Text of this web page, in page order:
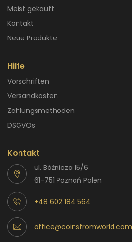
Meist gekauft
Kontakt
Neue Produkte
Hilfe
Vorschriften
Versandkosten
Zahlungsmethoden
DSGVOs
Kontakt
ul. Bóżnicza 15/6
61-751 Poznań Polen
+48 602 184 564
office@coinsfromworld.com